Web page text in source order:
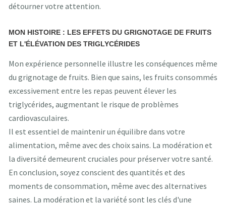
détourner votre attention.
MON HISTOIRE : LES EFFETS DU GRIGNOTAGE DE FRUITS
ET L'ÉLÉVATION DES TRIGLYCÉRIDES
Mon expérience personnelle illustre les conséquences même
du grignotage de fruits. Bien que sains, les fruits consommés
excessivement entre les repas peuvent élever les
triglycérides, augmentant le risque de problèmes
cardiovasculaires.
Il est essentiel de maintenir un équilibre dans votre
alimentation, même avec des choix sains. La modération et
la diversité demeurent cruciales pour préserver votre santé.
En conclusion, soyez conscient des quantités et des
moments de consommation, même avec des alternatives
saines. La modération et la variété sont les clés d'une